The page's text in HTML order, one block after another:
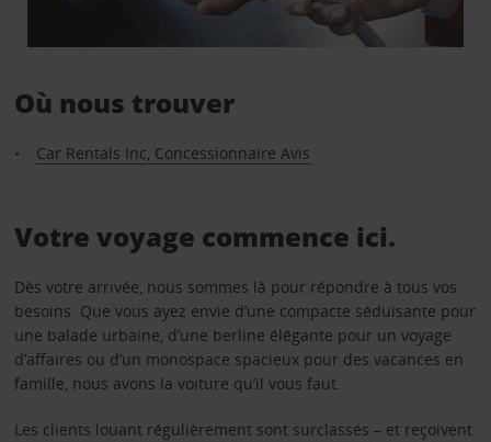
Où nous trouver
Car Rentals Inc, Concessionnaire Avis
Votre voyage commence ici.
Dès votre arrivée, nous sommes là pour répondre à tous vos
besoins. Que vous ayez envie d’une compacte séduisante pour
une balade urbaine, d’une berline élégante pour un voyage
d’affaires ou d’un monospace spacieux pour des vacances en
famille, nous avons la voiture qu’il vous faut.
Les clients louant régulièrement sont surclassés – et reçoivent